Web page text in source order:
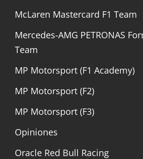
McLaren Mastercard F1 Team
Mercedes-AMG PETRONAS
Team
MP Motorsport (F1 Academy)
MP Motorsport (F2)
MP Motorsport (F3)
Opiniones
Oracle Red Bull Racing